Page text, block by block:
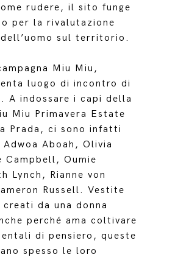
rudere, il sito funge
per la rivalutazione
sul territorio.
Miu Miu,
luogo di incontro di
A indossare i capi della
Miu Primavera Estate
Prada, ci sono infatti
Aboah, Olivia
Campbell, Oumie
Lynch, Rianne von
Russell. Vestite
da una donna
perché ama coltivare
di pensiero, queste
spesso le loro